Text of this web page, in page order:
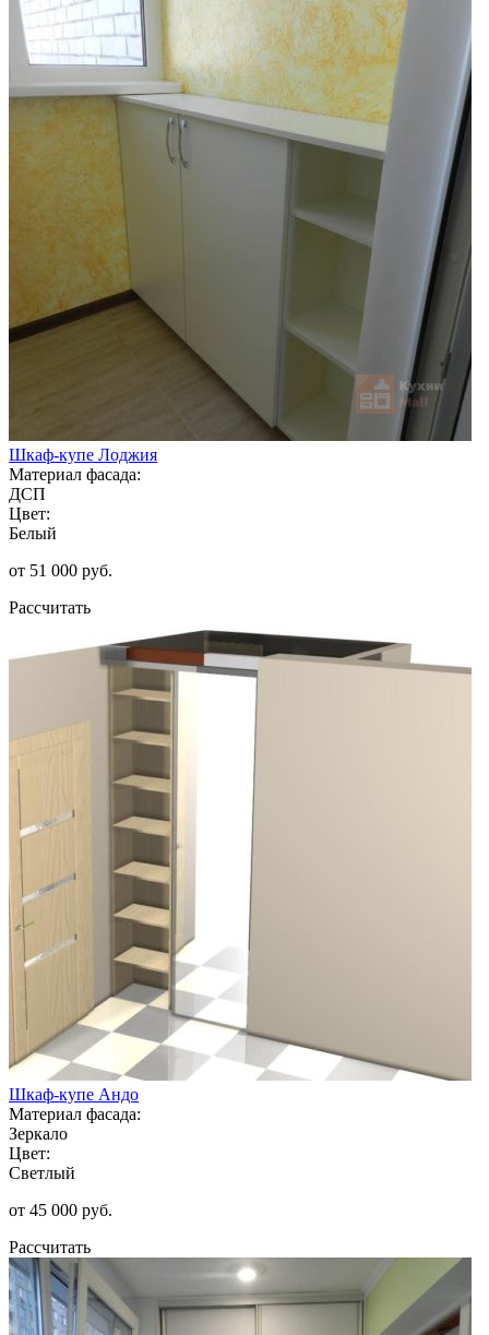
Шкаф-купе Лоджия
Материал фасада:
ДСП
Цвет:
Белый
от 51 000 руб.
Рассчитать
Шкаф-купе Андо
Материал фасада:
Зеркало
Цвет:
Светлый
от 45 000 руб.
Рассчитать